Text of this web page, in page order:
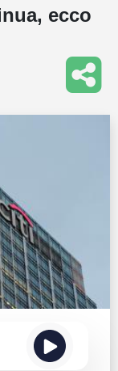
ecco